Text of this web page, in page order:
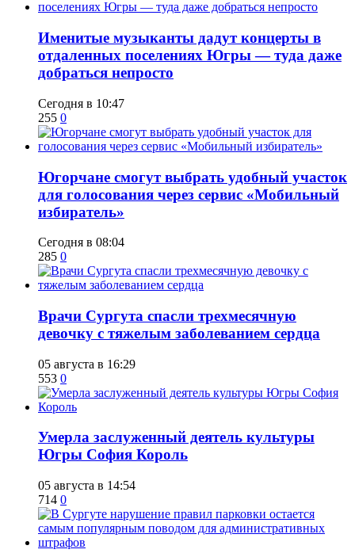
Именитые музыканты дадут концерты в
отдаленных поселениях Югры — туда даже
добраться непросто
Сегодня в 10:47
255 0
Югорчане смогут выбрать удобный участок
для голосования через сервис «Мобильный
избиратель»
Сегодня в 08:04
285 0
​Врачи Сургута спасли трехмесячную
девочку с тяжелым заболеванием сердца
05 августа в 16:29
553 0
​Умерла заслуженный деятель культуры
Югры София Король
05 августа в 14:54
714 0